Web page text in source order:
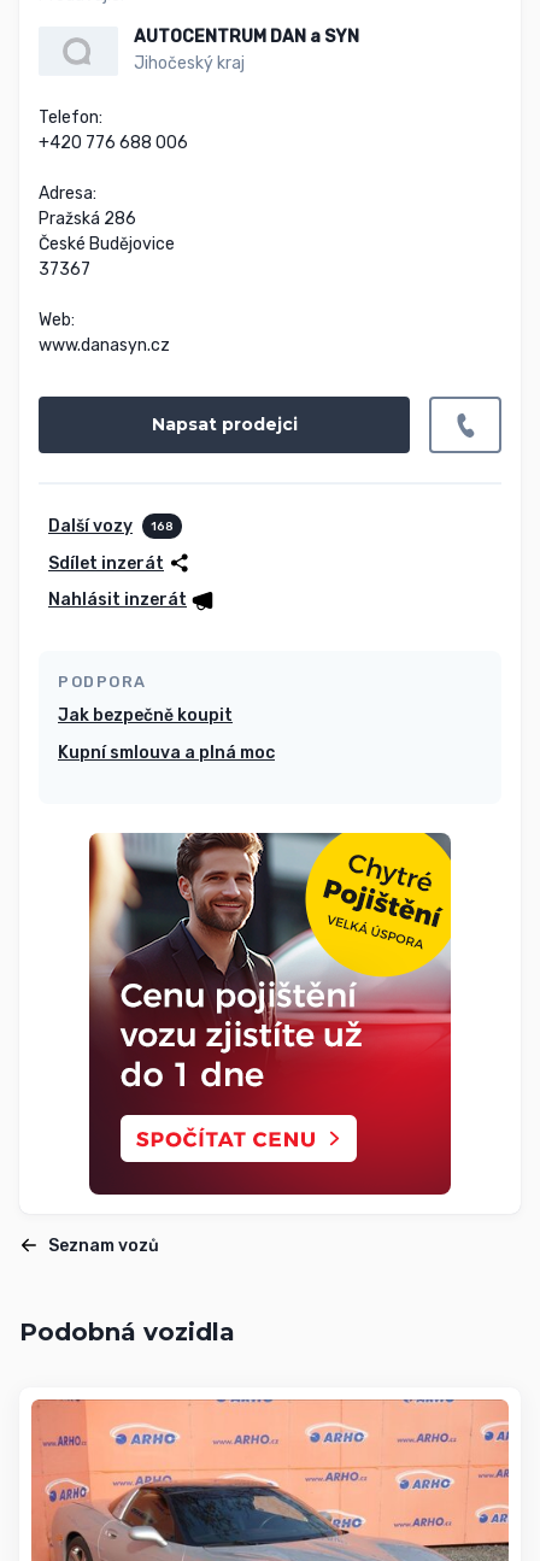
AUTOCENTRUM DAN a SYN
Jihočeský kraj
Telefon:
+420 776 688 006
Adresa:
Pražská 286
České Budějovice
37367
Web:
www.danasyn.cz
Napsat prodejci
Další vozy 168
Sdílet inzerát
Nahlásit inzerát
PODPORA
Jak bezpečně koupit
Kupní smlouva a plná moc
Seznam vozů
Podobná vozidla